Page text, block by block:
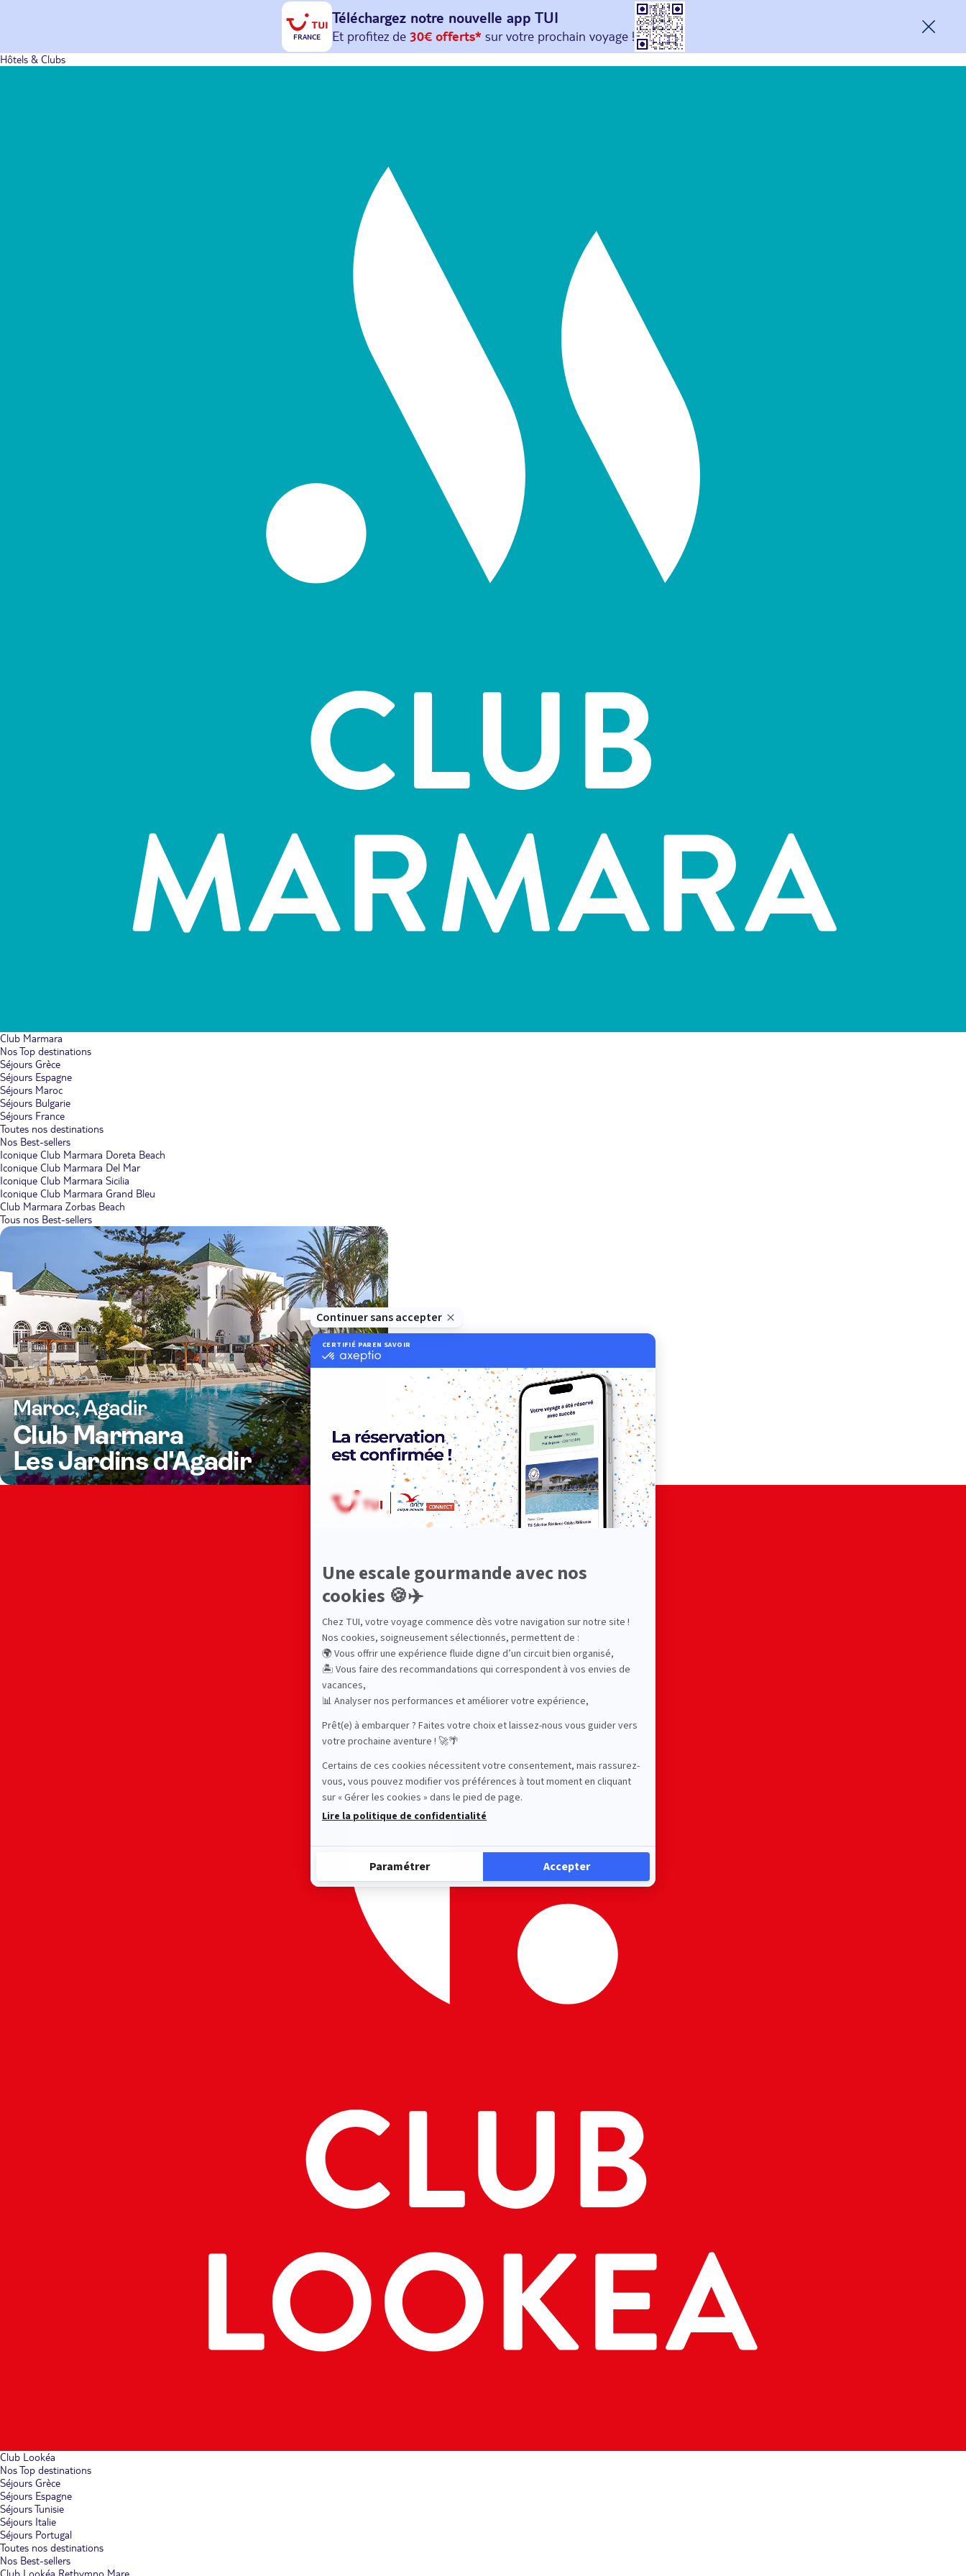
FRANCE
Téléchargez notre nouvelle app TUI
Et profitez de 30€ offerts*sur votreprochain
avec le code : HAPPYAPP
Hôtels & Clubs
Club Marmara
Nos Top destinations
Séjours Grèce
Séjours Espagne
Séjours Maroc
Séjours Bulgarie
Séjours France
Toutes nos destinations
Nos Best-sellers
Iconique Club Marmara Doreta Beach
Iconique Club Marmara Del Mar
Iconique Club Marmara Sicilia
Iconique Club Marmara Grand Bleu
Club Marmara Zorbas Beach
Tous nos Best-sellers
Club Lookéa
Nos Top destinations
Séjours Grèce
Séjours Espagne
Séjours Tunisie
Séjours Italie
Séjours Portugal
Toutes nos destinations
Nos Best-sellers